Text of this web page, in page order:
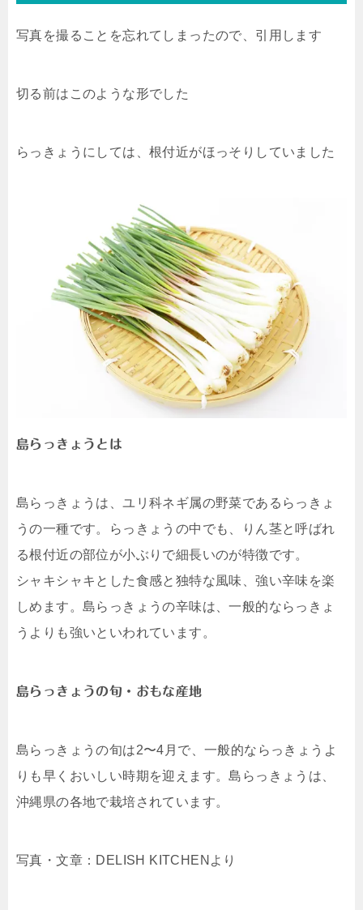
写真を撮ることを忘れてしまったので、引用します
切る前はこのような形でした
らっきょうにしては、根付近がほっそりしていました
島らっきょうとは
島らっきょうは、ユリ科ネギ属の野菜であるらっきょ
うの一種です。らっきょうの中でも、りん茎と呼ばれ
る根付近の部位が小ぶりで細長いのが特徴です。
シャキシャキとした食感と独特な風味、強い辛味を楽
しめます。島らっきょうの辛味は、一般的ならっきょ
うよりも強いといわれています。
島らっきょうの旬・おもな産地
島らっきょうの旬は2〜4月で、一般的ならっきょうよ
りも早くおいしい時期を迎えます。島らっきょうは、
沖縄県の各地で栽培されています。
写真・文章：DELISH KITCHENより